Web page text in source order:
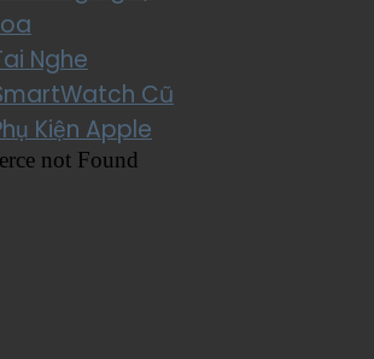
Nghe
Cũ
Kiện Apple
not Found